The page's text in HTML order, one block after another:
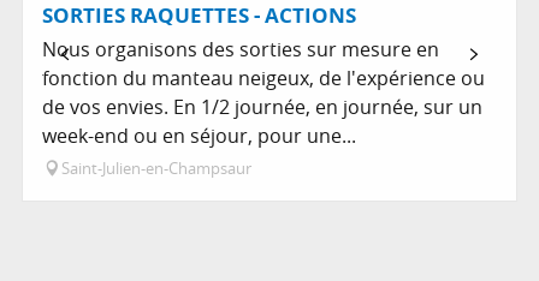
SORTIES RAQUETTES - ACTIONS
Nous organisons des sorties sur mesure en
fonction du manteau neigeux, de l'expérience ou
de vos envies. En 1/2 journée, en journée, sur un
week-end ou en séjour, pour une...
Saint-Julien-en-Champsaur